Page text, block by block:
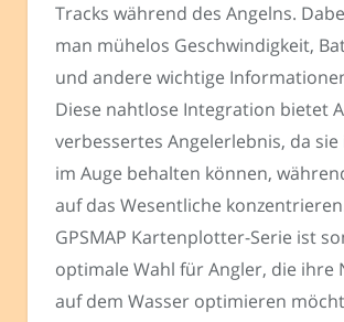
Tracks während des Angelns.
man mühelos Geschwindigkeit,
und andere wichtige
Diese nahtlose Integration bietet
verbessertes Angelerlebnis, da
im Auge behalten können,
auf das Wesentliche
GPSMAP Kartenplotter-Serie ist
optimale Wahl für Angler, die ihre
auf dem Wasser optimieren